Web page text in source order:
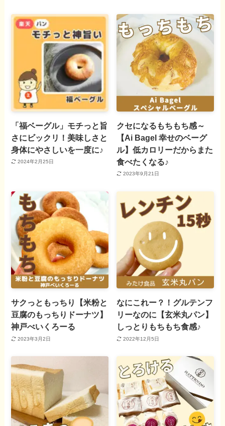
「福ベーグル」モチっと旨
さにビックリ！美味しさと
身体にやさしいを一度に♪
2024年2月25日
クセになるもちもち感～
【Ai Bagel 幸せのベーグ
ル】低カロリーだからまた
食べたくなる♪
2023年9月21日
サクっともっちり【米粉と
豆腐のもっちりドーナツ】
神戸べいくろーる
2023年3月2日
なにこれー？！グルテンフ
リーなのに【玄米丸パン】
しっとりもちもち食感♪
2022年12月5日